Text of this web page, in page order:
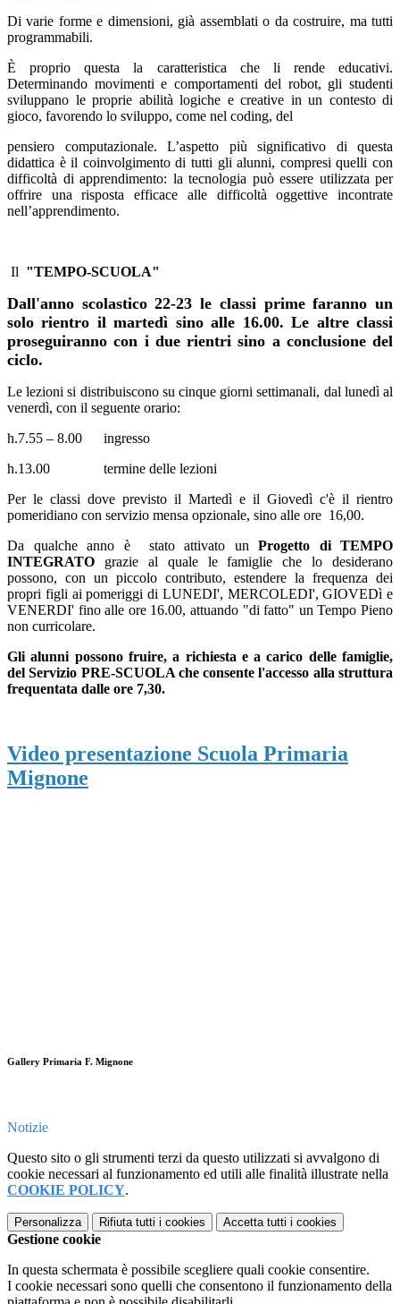
Di varie forme e dimensioni, già assemblati o da costruire, ma tutti
programmabili.
È proprio questa la caratteristica che li rende educativi.
Determinando movimenti e comportamenti del robot, gli studenti
sviluppano le proprie abilità logiche e creative in un contesto di
gioco, favorendo lo sviluppo, come nel coding, del
pensiero computazionale. L’aspetto più significativo di questa
didattica è il coinvolgimento di tutti gli alunni, compresi quelli con
difficoltà di apprendimento: la tecnologia può essere utilizzata per
offrire una risposta efficace alle difficoltà oggettive incontrate
nell’apprendimento.
Il "TEMPO-SCUOLA"
Dall'anno scolastico 22-23 le classi prime faranno un
solo rientro il martedì sino alle 16.00. Le altre classi
proseguiranno con i due rientri sino a conclusione del
ciclo.
Le lezioni si distribuiscono su cinque giorni settimanali, dal lunedì al
venerdì, con il seguente orario:
h.7.55 – 8.00 ingresso
h.13.00 termine delle lezioni
Per le classi dove previsto il Martedì e il Giovedì c'è il rientro
pomeridiano con servizio mensa opzionale, sino alle ore 16,00.
Da qualche anno è stato attivato un Progetto di TEMPO
INTEGRATO grazie al quale le famiglie che lo desiderano
possono, con un piccolo contributo, estendere la frequenza dei
propri figli ai pomeriggi di LUNEDI', MERCOLEDI', GIOVEDì e
VENERDI' fino alle ore 16.00, attuando "di fatto" un Tempo Pieno
non curricolare.
Gli alunni possono fruire, a richiesta e a carico delle famiglie,
del Servizio PRE-SCUOLA che consente l'accesso alla struttura
frequentata dalle ore 7,30.
Video presentazione Scuola Primaria
Mignone
Gallery Primaria F. Mignone
Notizie
Questo sito o gli strumenti terzi da questo utilizzati si avvalgono di
cookie necessari al funzionamento ed utili alle finalità illustrate nella
COOKIE POLICY.
Personalizza Rifiuta tutti i cookies Accetta tutti i cookies
Gestione cookie
In questa schermata è possibile scegliere quali cookie consentire.
I cookie necessari sono quelli che consentono il funzionamento della